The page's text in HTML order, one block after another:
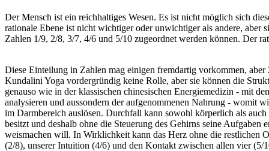
Der Mensch ist ein reichhaltiges Wesen. Es ist nicht möglich sich
rationale Ebene ist nicht wichtiger oder unwichtiger als andere, aber
Zahlen 1/9, 2/8, 3/7, 4/6 und 5/10 zugeordnet werden können. Der
Diese Einteilung in Zahlen mag einigen fremdartig vorkommen,
Kundalini Yoga vordergründig keine Rolle, aber sie können die
genauso wie in der klassischen chinesischen Energiemedizin - mit
analysieren und aussondern der aufgenommenen Nahrung - womit
im Darmbereich auslösen. Durchfall kann sowohl körperlich als
besitzt und deshalb ohne die Steuerung des Gehirns seine
weismachen will. In Wirklichkeit kann das Herz ohne die restlichen
(2/8), unserer Intuition (4/6) und den Kontakt zwischen allen vier (5/